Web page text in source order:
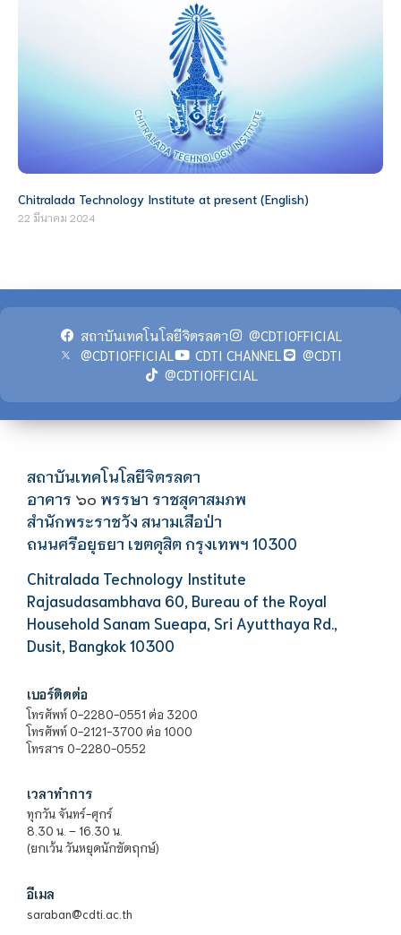
Chitralada Technology Institute at present (English)
22 มีนาคม 2024
สถาบันเทคโนโลยีจิตรลดา
@CDTIOFFICIAL
@CDTIOFFICIAL
CDTI CHANNEL
@CDTI
@CDTIOFFICIAL
สถาบันเทคโนโลยีจิตรลดา
อาคาร ๖๐ พรรษา ราชสุดาสมภพ
สำนักพระราชวัง สนามเสือป่า
ถนนศรีอยุธยา เขตดุสิต กรุงเทพฯ 10300
Chitralada Technology Institute
Rajasudasambhava 60, Bureau of the Royal
Household Sanam Sueapa, Sri Ayutthaya Rd.,
Dusit, Bangkok 10300
เบอร์ติดต่อ
โทรศัพท์ 0-2280-0551 ต่อ 3200
โทรศัพท์ 0-2121-3700 ต่อ 1000
โทรสาร 0-2280-0552
เวลาทำการ
ทุกวัน จันทร์-ศุกร์
8.30 น. – 16.30 น.
(ยกเว้น วันหยุดนักขัตฤกษ์)
อีเมล
saraban@cdti.ac.th